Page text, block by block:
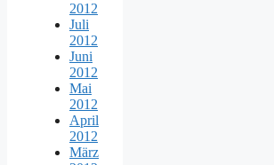
2012
Juli
2012
Juni
2012
Mai
2012
April
2012
März